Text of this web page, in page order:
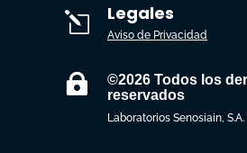
l Legales
Aviso de Privacidad

©2026 Todos los
reservados
Laboratorios Senosiain, S.A.